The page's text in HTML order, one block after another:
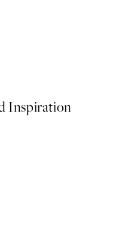
Inspiration